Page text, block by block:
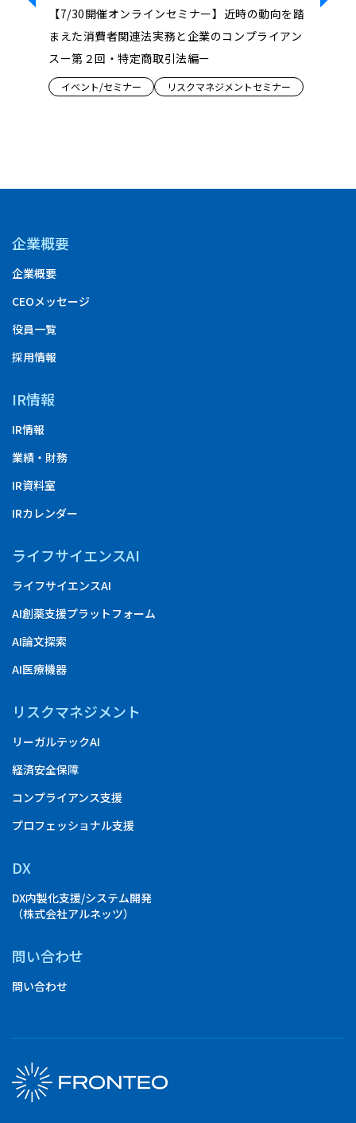
【7/30開催オンラインセミナー】近時の動向を踏
まえた消費者関連法実務と企業のコンプライアン
スー第２回・特定商取引法編ー
イベント/セミナー リスクマネジメントセミナー
企業概要
企業概要
CEOメッセージ
役員一覧
採用情報
IR情報
IR情報
業績・財務
IR資料室
IRカレンダー
ライフサイエンスAI
ライフサイエンスAI
AI創薬支援プラットフォーム
AI論文探索
AI医療機器
リスクマネジメント
リーガルテックAI
経済安全保障
コンプライアンス支援
プロフェッショナル支援
DX
DX内製化支援/システム開発
（株式会社アルネッツ）
問い合わせ
問い合わせ